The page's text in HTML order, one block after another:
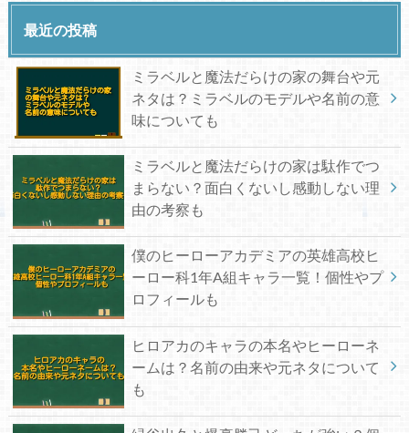
最近の投稿
ミラベルと魔法だらけの家の舞台や元
ネタは？ミラベルのモデルや名前の意
味についても
ミラベルと魔法だらけの家は駄作でつ
まらない？面白くないし感動しない理
由の考察も
僕のヒーローアカデミアの英雄高校ヒ
ーロー科1年A組キャラ一覧！個性やプ
ロフィールも
ヒロアカのキャラの本名やヒーローネ
ームは？名前の由来や元ネタについて
も